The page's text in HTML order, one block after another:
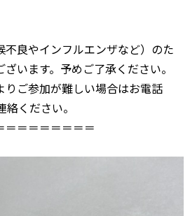
良やインフルエンザなど）のた
います。予めご了承ください。
りご参加が難しい場合はお電話
ください。
＝＝＝＝＝＝＝＝